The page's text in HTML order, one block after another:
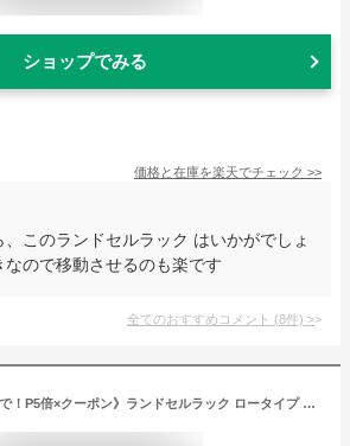
ショップでみる
価格と在庫を楽天でチェック >>
このランドセルラック はいかがでしょ
なので移動させるのも楽です
全てのおすすめコメント (8件) >
《〜7/11 1:59まで！P5倍×クーポン》ランドセルラック ロータイプ 幅60cm キャスター付き 完成品 日本製 カウンター下 ランドセルラック 子供部屋 キッズ収納 収納ワゴン 棚 チェスト キッズ 絵本 教科書 収納 お片付け 入園 入学準備 ニッセン nissen